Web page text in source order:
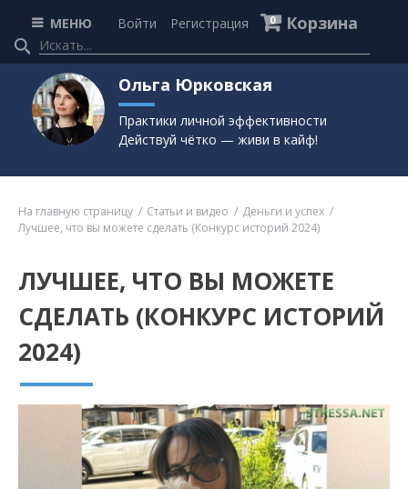
МЕНЮ Войти Регистрация 0 Корзина
Ольга Юрковская
Практики личной эффективности
Действуй чётко — живи в кайф!
На главную страницу Статьи и видео
Деньги и успех
Лучшее, что вы можете сделать (Конкурс историй 2024)
ЛУЧШЕЕ, ЧТО ВЫ МОЖЕТЕ
СДЕЛАТЬ (КОНКУРС ИСТОРИЙ
2024)